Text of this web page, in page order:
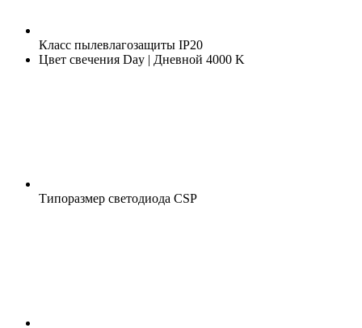
Класс пылевлагозащиты IP20
Цвет свечения Day | Дневной 4000 K
Типоразмер светодиода CSP